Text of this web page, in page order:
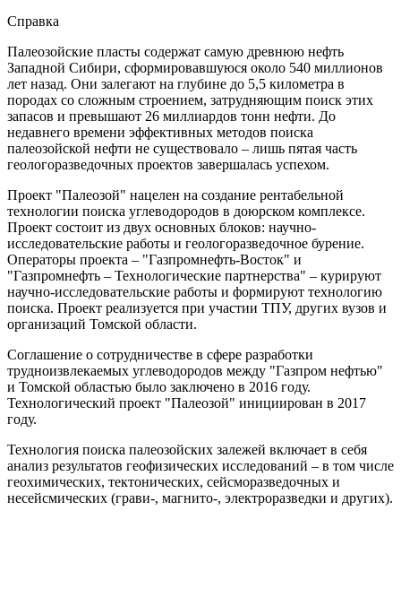
Справка
Палеозойские пласты содержат самую древнюю нефть
Западной Сибири, сформировавшуюся около 540 миллионов
лет назад. Они залегают на глубине до 5,5 километра в
породах со сложным строением, затрудняющим поиск этих
запасов и превышают 26 миллиардов тонн нефти. До
недавнего времени эффективных методов поиска
палеозойской нефти не существовало – лишь пятая часть
геологоразведочных проектов завершалась успехом.
Проект "Палеозой" нацелен на создание рентабельной
технологии поиска углеводородов в доюрском комплексе.
Проект состоит из двух основных блоков: научно-
исследовательские работы и геологоразведочное бурение.
Операторы проекта – "Газпромнефть-Восток" и
"Газпромнефть – Технологические партнерства" – курируют
научно-исследовательские работы и формируют технологию
поиска. Проект реализуется при участии ТПУ, других вузов и
организаций Томской области.
Соглашение о сотрудничестве в сфере разработки
трудноизвлекаемых углеводородов между "Газпром нефтью"
и Томской областью было заключено в 2016 году.
Технологический проект "Палеозой" инициирован в 2017
году.
Технология поиска палеозойских залежей включает в себя
анализ результатов геофизических исследований – в том числе
геохимических, тектонических, сейсморазведочных и
несейсмических (грави-, магнито-, электроразведки и других).